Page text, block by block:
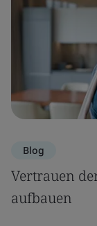
Blog
Vertrauen
aufbauen